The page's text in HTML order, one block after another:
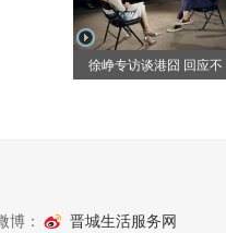
徐峥专访谈港囧 回应不
博： 晋城生活服务网